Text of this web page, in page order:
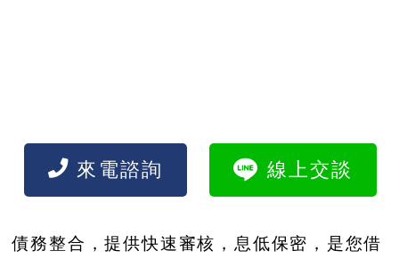
來電諮詢 線上交談
債務整合，提供快速審核，息低保密，是您借